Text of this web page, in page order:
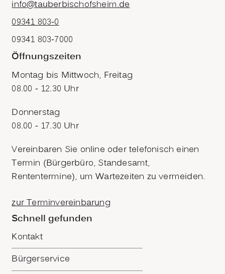
info@tauberbischofsheim.de
09341 803-0
09341 803-7000
Öffnungszeiten
Montag bis Mittwoch, Freitag
08.00 - 12.30 Uhr
Donnerstag
08.00 - 17.30 Uhr
Vereinbaren Sie online oder telefonisch einen
Termin (Bürgerbüro, Standesamt,
Rententermine), um Wartezeiten zu vermeiden.
zur Terminvereinbarung
Schnell gefunden
Kontakt
Bürgerservice